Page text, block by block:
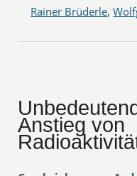
Rainer Brüderle,
Anstieg von